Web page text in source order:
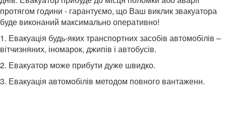
протягом години - гарантуємо, що Ваш виклик звакуатора
буде виконаний максимально оперативно!
1. Евакуація будь-яких транспортних засобів автомобілів –
вітчизняних, іномарок, джипів і автобусів.
2. Евакуатор може прибути дуже швидко.
3. Евакуація автомобілів методом повного вантаженн.